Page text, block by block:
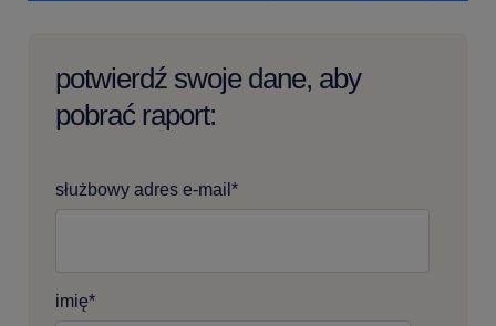
potwierdź swoje dane, aby
pobrać raport:
służbowy adres e-mail *
imię*